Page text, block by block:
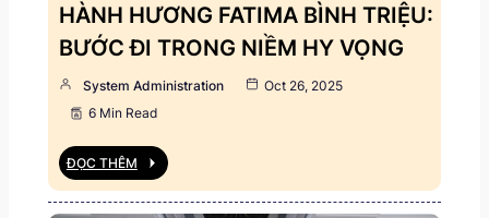
HÀNH HƯƠNG FATIMA BÌNH TRIỆU:
BƯỚC ĐI TRONG NIỀM HY VỌNG
System Administration
Oct 26, 2025
6 Min Read
ĐỌC THÊM